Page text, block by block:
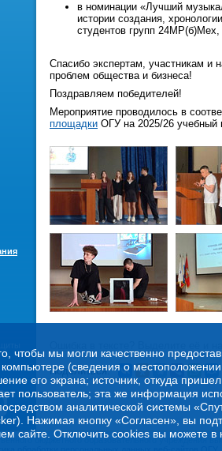
в номинации «Лучший
истории создания,
студентов групп
Спасибо экспертам, участникам и
проблем общества и бизнеса!
Поздравляем победителей!
Мероприятие проводилось в
площадки ОГУ на 2025/26 учебный
Поделиться:
чтобы мы могли качественно
(сведения о
его экрана; источник, откуда
пользователь; эта же информация
аналитической системы
Нажимая кнопку «Согласен», вы
сайте. Отключить cookies вы можете в
бюджетного образовательного учреждения